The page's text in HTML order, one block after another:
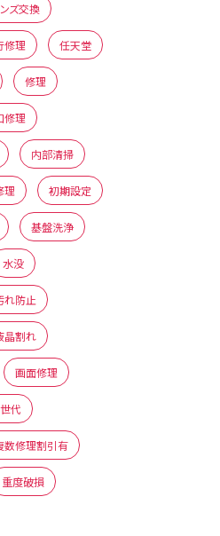
ズ交換
修理 任天堂
修理
修理
内部清掃
理 初期設定
基盤洗浄
水没
れ防止
晶割れ
画面修理
代
数修理割引有
重度破損